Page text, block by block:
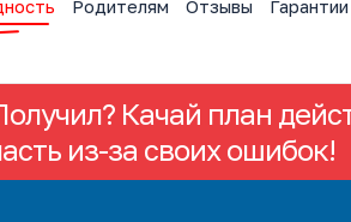
Родителям Отзывы Гарантии
Качай план
из-за своих ошибок!